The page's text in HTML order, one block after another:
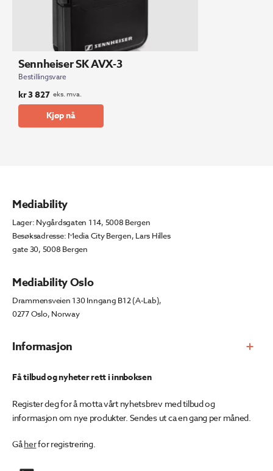
Sennheiser SK AVX-3
Bestillingsvare
kr3 827 eks. mva.
Kjøp nå
Informasjon
Mediability
Lager: Nygårdsgaten 114, 5008 Bergen
Besøksadresse: Media City Bergen, Lars Hilles
gate 30, 5008 Bergen
Mediability Oslo
Drammensveien 130 Inngang B12 (A-Lab),
0277 Oslo, Norway
Få tilbud og nyheter rett i innboksen
Register deg for å motta vårt nyhetsbrev med tilbud og
informasjon om nye produkter. Sendes ut ca en gang per måned.
Gåherfor registrering.